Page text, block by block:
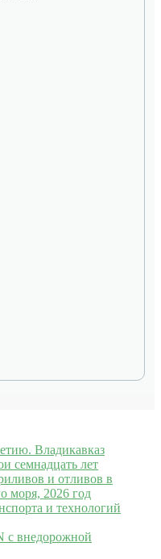
Владикавказ
семнадцать лет
и отливов в
моря, 2026 год
и технологий
с внедорожной